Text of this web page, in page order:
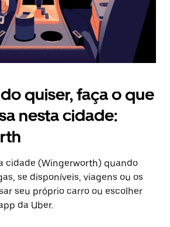
quiser, faça o que
nesta cidade:
cidade (Wingerworth) quando
se disponíveis, viagens ou os
seu próprio carro ou escolher
da Uber.